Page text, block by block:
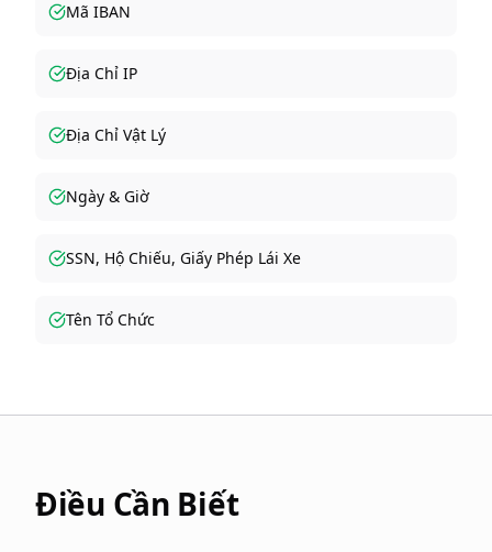
Mã IBAN
Địa Chỉ IP
Địa Chỉ Vật Lý
Ngày & Giờ
SSN, Hộ Chiếu, Giấy Phép Lái Xe
Tên Tổ Chức
Điều Cần Biết